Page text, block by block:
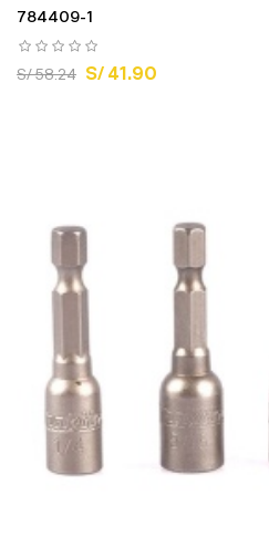
784409-1
S/ 58.24 S/ 41.90